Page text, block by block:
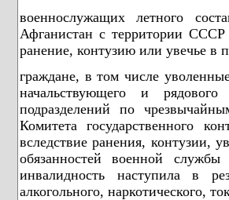
военнослужащих летного
Афганистан с территории
ранение, контузию или увечье в
граждане, в том числе
начальствующего и
подразделений по
Комитета государственного
вследствие ранения, контузии,
обязанностей военной
инвалидность наступила в
алкогольного, наркотического,